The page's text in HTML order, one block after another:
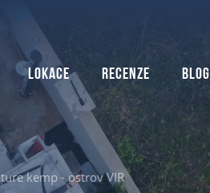
Lokace Recenze Blog
kemp - ostrov VIR